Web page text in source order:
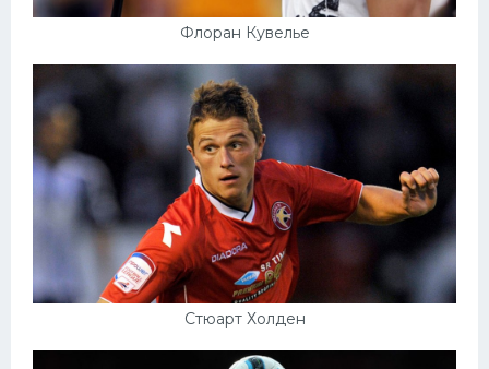
Флоран Кувелье
Стюарт Холден